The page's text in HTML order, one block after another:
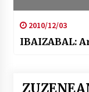
2010/12/03
IBAIZABAL: